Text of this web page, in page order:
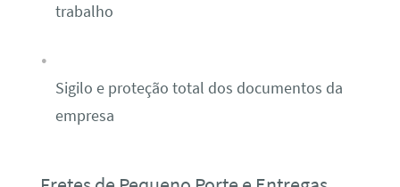
trabalho
Sigilo e proteção total dos documentos da
empresa